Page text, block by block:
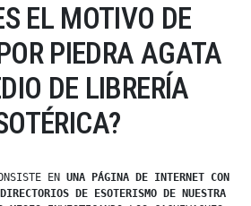
EL MOTIVO DE
PIEDRA AGATA
DE LIBRERÍA
EN UNA PÁGINA DE INTERNET CON
DE ESOTERISMO DE NUESTRA